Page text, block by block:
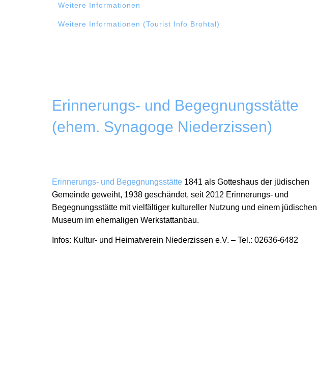
Weitere Informationen
Weitere Informationen (Tourist Info Brohtal)
Erinnerungs- und Begegnungsstätte
(ehem. Synagoge Niederzissen)
Erinnerungs- und Begegnungsstätte 1841 als Gotteshaus der jüdischen
Gemeinde geweiht, 1938 geschändet, seit 2012 Erinnerungs- und
Begegnungsstätte mit vielfältiger kultureller Nutzung und einem jüdischen
Museum im ehemaligen Werkstattanbau.
Infos: Kultur- und Heimatverein Niederzissen e.V. – Tel.: 02636-6482